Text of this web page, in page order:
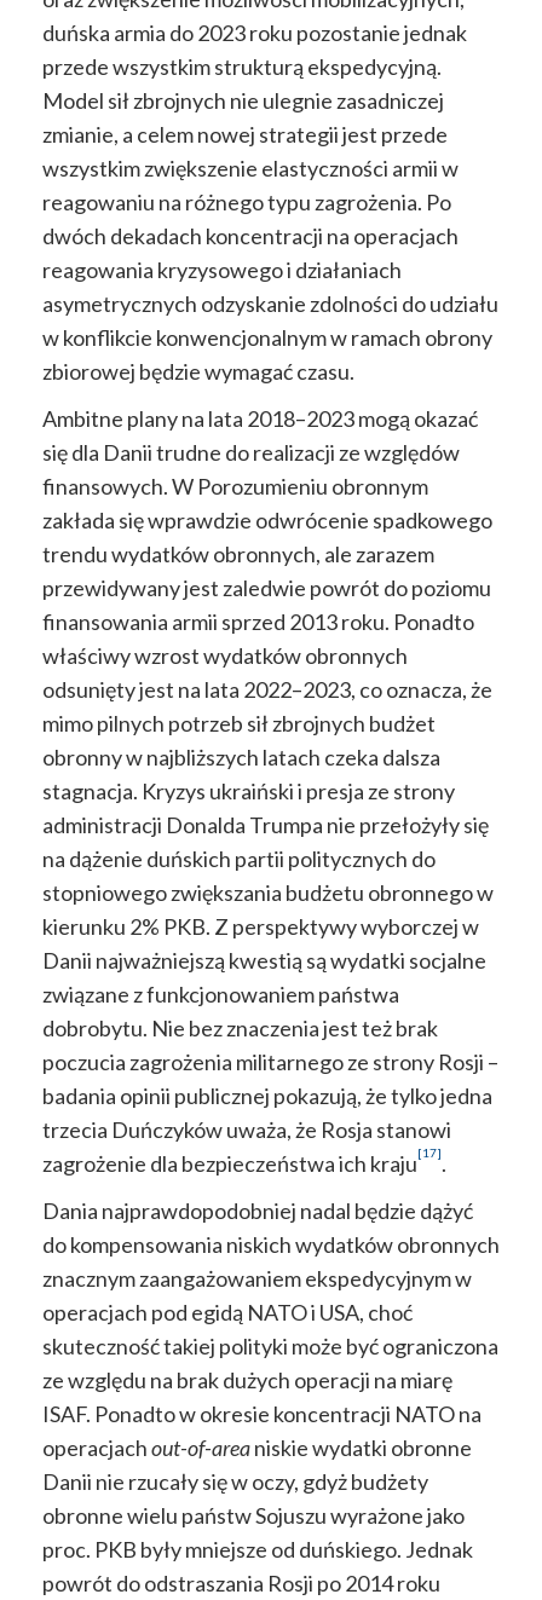
duńska armia do 2023 roku pozostanie jednak
przede wszystkim strukturą ekspedycyjną.
Model sił zbrojnych nie ulegnie zasadniczej
zmianie, a celem nowej strategii jest przede
wszystkim zwiększenie elastyczności armii w
reagowaniu na różnego typu zagrożenia. Po
dwóch dekadach koncentracji na operacjach
reagowania kryzysowego i działaniach
asymetrycznych odzyskanie zdolności do udziału
w konflikcie konwencjonalnym w ramach obrony
zbiorowej będzie wymagać czasu.
Ambitne plany na lata 2018–2023 mogą okazać
się dla Danii trudne do realizacji ze względów
finansowych. W Porozumieniu obronnym
zakłada się wprawdzie odwrócenie spadkowego
trendu wydatków obronnych, ale zarazem
przewidywany jest zaledwie powrót do poziomu
finansowania armii sprzed 2013 roku. Ponadto
właściwy wzrost wydatków obronnych
odsunięty jest na lata 2022–2023, co oznacza, że
mimo pilnych potrzeb sił zbrojnych budżet
obronny w najbliższych latach czeka dalsza
stagnacja. Kryzys ukraiński i presja ze strony
administracji Donalda Trumpa nie przełożyły się
na dążenie duńskich partii politycznych do
stopniowego zwiększania budżetu obronnego w
kierunku 2% PKB. Z perspektywy wyborczej w
Danii najważniejszą kwestią są wydatki socjalne
związane z funkcjonowaniem państwa
dobrobytu. Nie bez znaczenia jest też brak
poczucia zagrożenia militarnego ze strony Rosji –
badania opinii publicznej pokazują, że tylko jedna
trzecia Duńczyków uważa, że Rosja stanowi
zagrożenie dla bezpieczeństwa ich kraju[17].
Dania najprawdopodobniej nadal będzie dążyć
do kompensowania niskich wydatków obronnych
znacznym zaangażowaniem ekspedycyjnym w
operacjach pod egidą NATO i USA, choć
skuteczność takiej polityki może być ograniczona
ze względu na brak dużych operacji na miarę
ISAF. Ponadto w okresie koncentracji NATO na
operacjachout-of-areaniskie wydatki obronne
Danii nie rzucały się w oczy, gdyż budżety
obronne wielu państw Sojuszu wyrażone jako
proc. PKB były mniejsze od duńskiego. Jednak
powrót do odstraszania Rosji po 2014 roku